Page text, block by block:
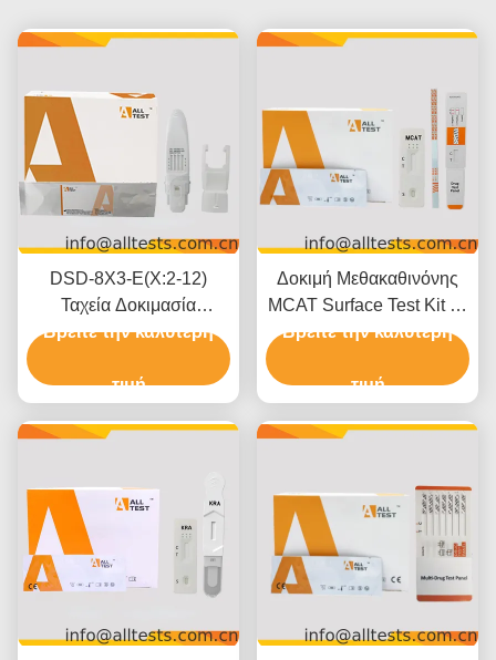
DSD-8X3-E(X:2-12)
Ταχεία Δοκιμασία
Πολλαπλών Φαρμάκων
Επαγγελματική Χρήση
Βρείτε την καλύτερη
τιμή
Δοκιμή Μεθακαθινόνης
MCAT Surface Test Kit με
Αποτελέσματα 5 Λεπτών,
ng/mL και Εύκολη Οπτική
Βρείτε την καλύτερη
τιμή